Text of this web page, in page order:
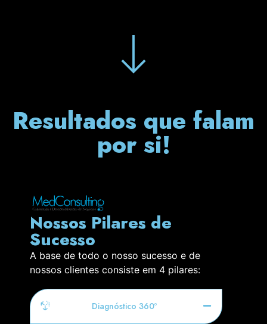
Resultados que falam
por si!
Nossos Pilares de
Sucesso
A base de todo o nosso sucesso e de
nossos clientes consiste em 4 pilares:
Diagnóstico 360º